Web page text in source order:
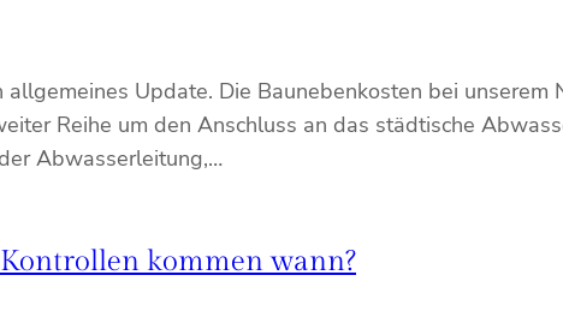
Update. Die Baunebenkosten bei unserem
Reihe um den Anschluss an das städtische
Abwasserleitung,…
kommen wann?